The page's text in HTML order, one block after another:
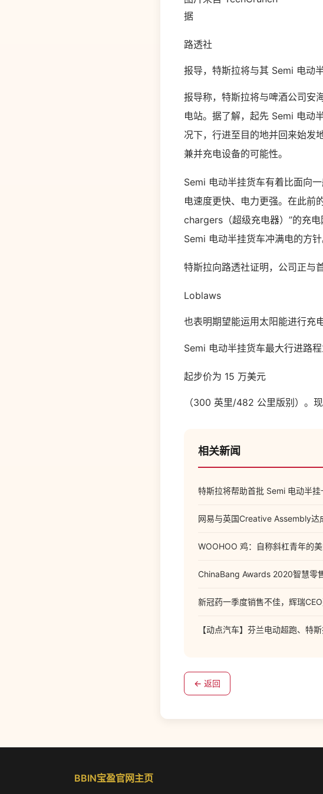
据
路透社
报导，特斯拉将与其 Semi 电动
报导称，特斯拉将与啤酒公司安
电站。据了解，起先 Semi 电动
况下，行进至目的地并回来始发
兼并充电设备的可能性。
Semi 电动半挂货车有着比面向
电速度更快、电力更强。在此前
chargers（超级充电器）”的充
Semi 电动半挂货车冲满电的方针
特斯拉向路透社证明，公司正与
Loblaws
也表明期望能运用太阳能进行充电
Semi 电动半挂货车最大行进路
起步价为 15 万美元
（300 英里/482 公里版别）。
相关新闻
特斯拉将帮助首批 Semi 电动半
网易与英国Creative Assembly达
WOOHOO 鸡：自称斜杠青年的
ChinaBang Awards 2020智慧零
新冠药一季度销售不佳，辉瑞
【动点汽车】芬兰电动超跑、特
← 返回
BBIN宝盈官网主页